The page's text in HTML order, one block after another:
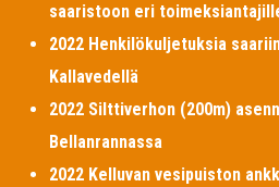
saaristoon eri
2022 Henkilökuljetuksia
Kallavedellä
2022 Silttiverhon (200m)
Bellanrannassa
2022 Kelluvan vesipuiston